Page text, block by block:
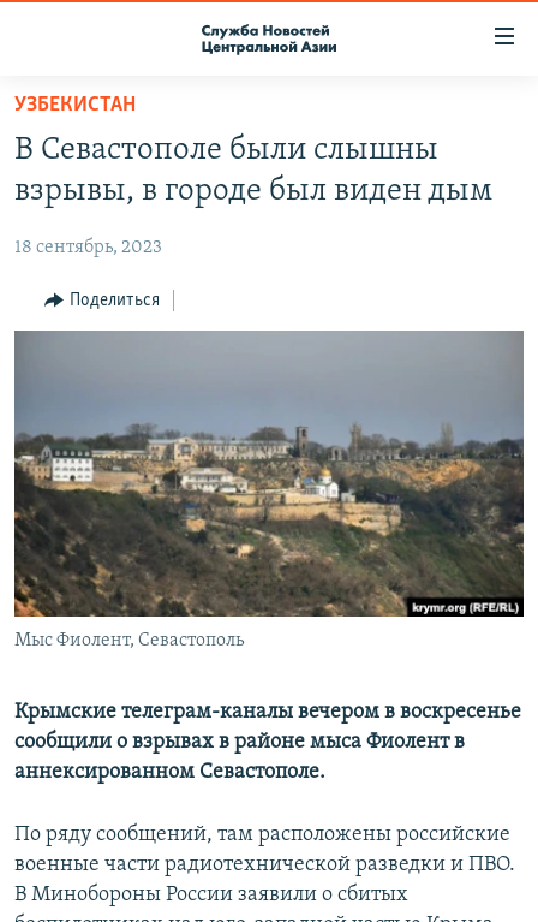
Вернуться
основному
содержанию
Вернутся
навигации
Вернутся
КОНТАКТЫ
RFE/RL ДИРЕКТ
НАСТОЯЩЕЕ ВРЕМЯ
УЗБЕКИСТАН
В Севастополе были слышны
взрывы, в городе был виден дым
18 сентябрь, 2023
Поделиться
Мыс Фиолент, Севастополь
Крымские телеграм-каналы вечером в воскресенье
сообщили о взрывах в районе мыса Фиолент в
аннексированном Севастополе.
По ряду сообщений, там расположены российские
военные части радиотехнической разведки и ПВО.
В Минобороны России заявили о сбитых